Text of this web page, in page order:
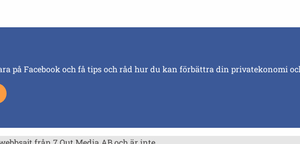
på Facebook och få tips och råd hur du kan förbättra din privatekonomi